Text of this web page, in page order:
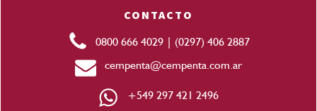
CONTACTO
0800 666 4029 | (0297) 406 2887
cempenta@cempenta.com.ar
+549 297 421 2496